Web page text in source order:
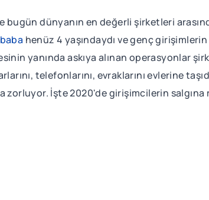
bugün dünyanın en değerli şirketleri
henüz 4 yaşındaydı ve genç
yanında askıya alınan operasyonlar
telefonlarını, evraklarını evlerine
zorluyor. İşte 2020'de girişimcilerin salgına